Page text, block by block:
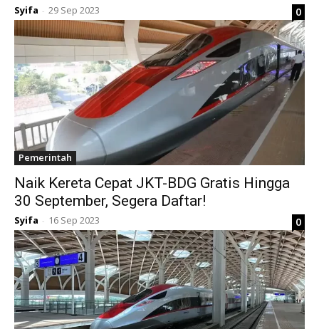
Syifa - 29 Sep 2023 0
Pemerintah
Naik Kereta Cepat JKT-BDG Gratis Hingga
30 September, Segera Daftar!
Syifa - 16 Sep 2023 0